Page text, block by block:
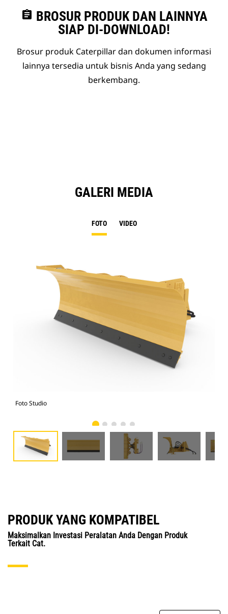
assignment BROSUR PRODUK DAN LAINNYA
SIAP DI-DOWNLOAD!
Brosur produk Caterpillar dan dokumen informasi
lainnya tersedia untuk bisnis Anda yang sedang
berkembang.
GALERI MEDIA
FOTO VIDEO
Foto Studio
PRODUK YANG KOMPATIBEL
Maksimalkan Investasi Peralatan Anda Dengan Produk
Terkait Cat.